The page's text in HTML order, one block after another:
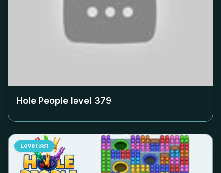
Hole People level 379
Level 381